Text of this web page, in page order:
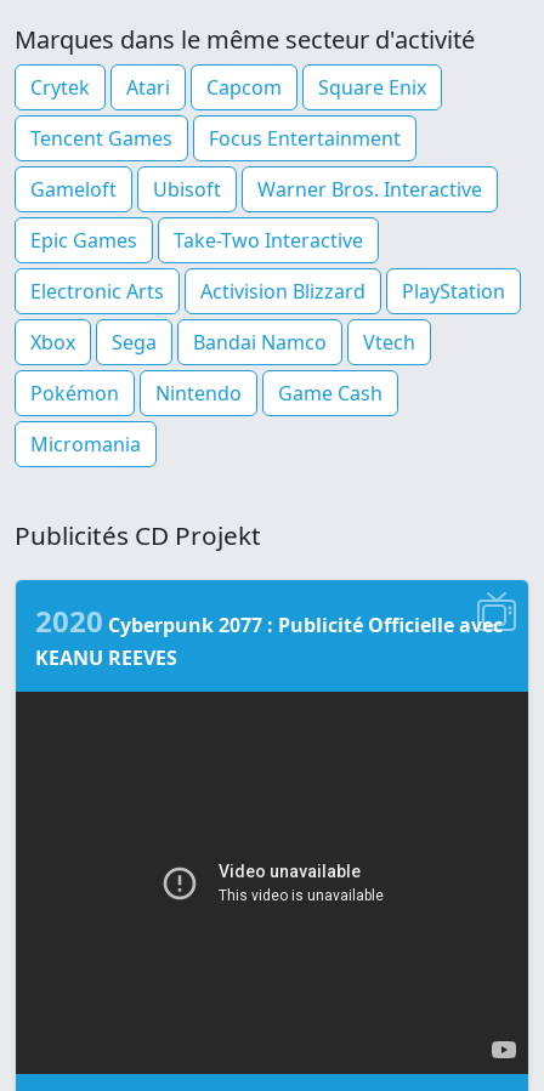
Marques dans le même secteur d'activité
Crytek Atari Capcom
Square Enix
Tencent Games
Focus Entertainment
Gameloft
Ubisoft
Warner Bros. Interactive
Epic Games
Take-Two Interactive
Electronic Arts
Activision Blizzard
PlayStation
Xbox
Sega Bandai Namco
Vtech
Pokémon
Nintendo
Game Cash
Micromania
Publicités CD Projekt
2020 Cyberpunk 2077 : Publicité Officielle avec
KEANU REEVES